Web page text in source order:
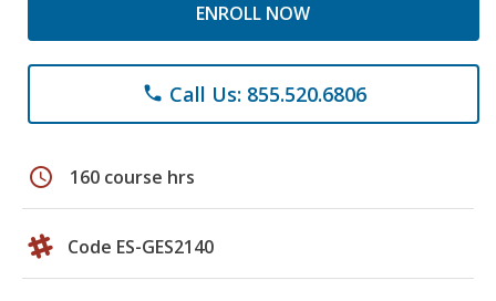
ENROLL NOW
phone Call Us: 855.520.6806
schedule 160 course hrs
Code ES-GES2140